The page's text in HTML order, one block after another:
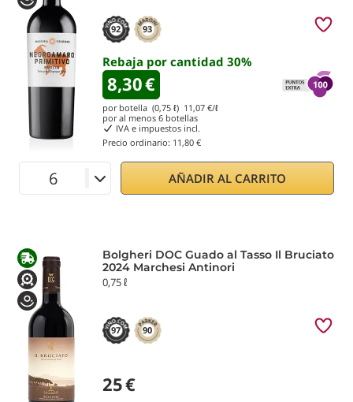
92 93
Rebaja por cantidad 30%
8,30€
por botella (0,75 ℓ) 11,07 €/ℓ
por al menos 6 botellas
IVA e impuestos incl.
Precio ordinario: 11,80 €
AÑADIR AL CARRITO
Bolgheri DOC Guado al Tasso Il Bruciato
2024 Marchesi Antinori
0,75 ℓ
97 90
25€